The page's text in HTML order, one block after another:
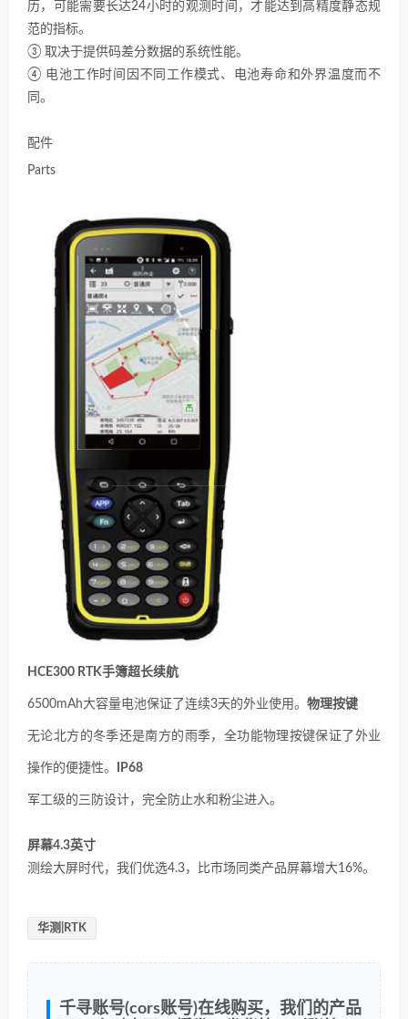
历，可能需要长达24小时的观测时间，才能达到高精度静态规
范的指标。
③ 取决于提供码差分数据的系统性能。
④ 电池工作时间因不同工作模式、电池寿命和外界温度而不
同。
配件
Parts
HCE300 RTK手簿超长续航
6500mAh大容量电池保证了连续3天的外业使用。 物理按键
无论北方的冬季还是南方的雨季，全功能物理按键保证了外业
操作的便捷性。 IP68
军工级的三防设计，完全防止水和粉尘进入。
屏幕4.3英寸
测绘大屏时代，我们优选4.3，比市场同类产品屏幕增大16%。
华测|RTK
千寻账号(cors账号)在线购买，我们的产品